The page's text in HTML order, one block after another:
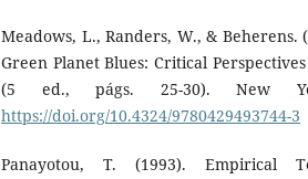
Meadows, L., Randers, W., &
Green Planet Blues: Critical
(5 ed., págs. 25-30). New
https://doi.org/10.4324/9780429493744-3
Panayotou, T. (1993). Empirical